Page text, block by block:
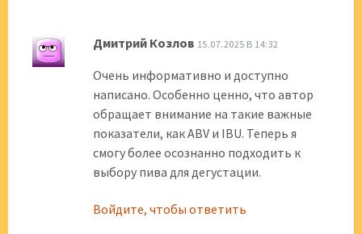
Дмитрий Козлов 15.07.2025 В 14:32
Очень информативно и доступно
написано. Особенно ценно, что автор
обращает внимание на такие важные
показатели, как ABV и IBU. Теперь я
смогу более осознанно подходить к
выбору пива для дегустации.
Войдите, чтобы ответить